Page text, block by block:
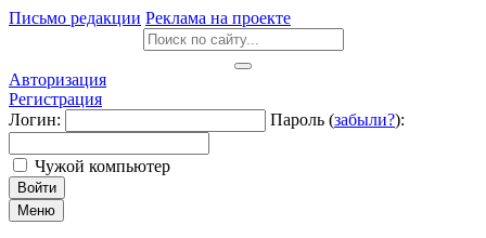
Письмо редакции Реклама на проекте
Авторизация
Регистрация
Логин:
Пароль (забыли?):
Чужой компьютер
Войти
Меню